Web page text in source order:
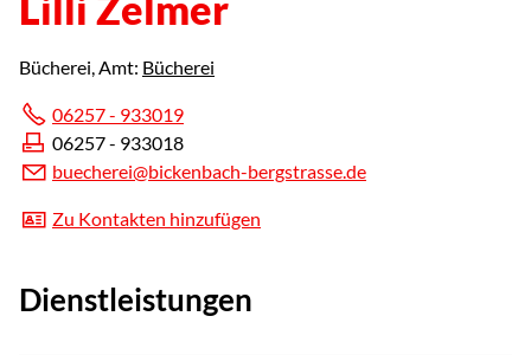
Bücherei, Amt: Bücherei
06257 - 933019
06257 - 933018
b
ch r b ck nb ch-b rgstr ss d
Zu Kontakten hinzufügen
Dienstleistungen